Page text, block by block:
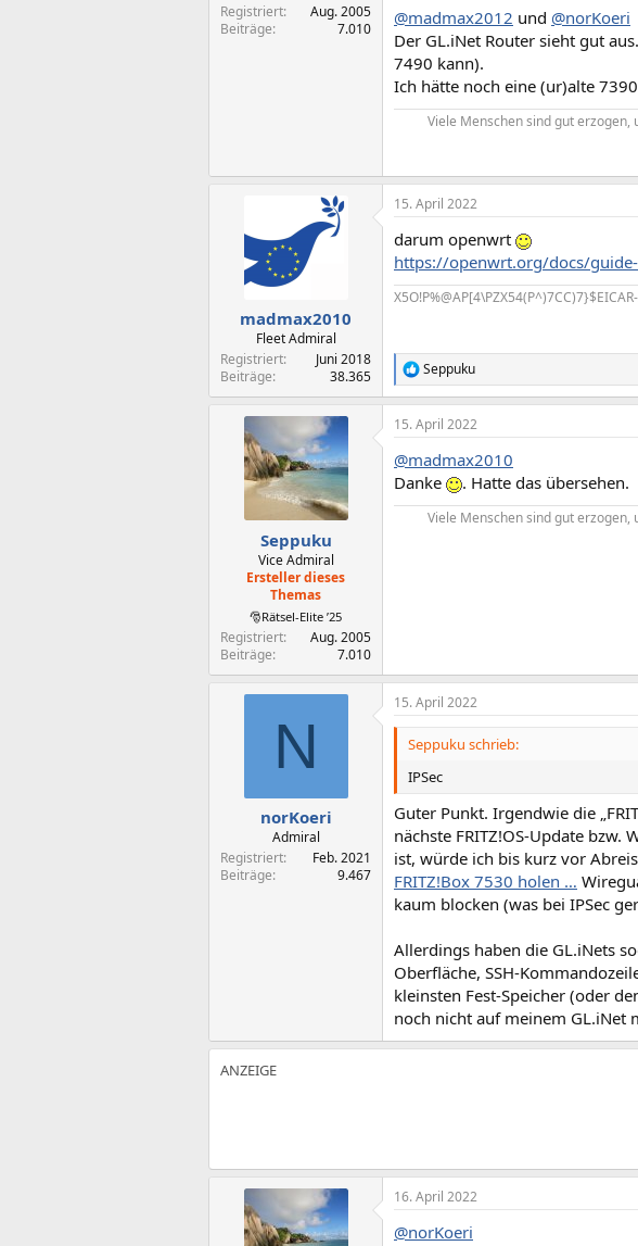
Registriert
Aug. 2005
Beiträge
7.010
@madmax2012 und @norKoeri
Der GL.iNet Router sieht gut
7490 kann).
Ich hätte noch eine (ur)alte
Viele Menschen sind gut
madmax2010
Fleet Admiral
Registriert
Juni 2018
Beiträge
38.365
15. April 2022
darum openwrt
https://openwrt.org/docs/
R
e
a
k
i
o
Seppuku
Seppuku
Vice Admiral
Ersteller dieses
Themas
🎅Rätsel-Elite ’25
Registriert
Aug. 2005
Beiträge
7.010
15. April 2022
@madmax2010
Danke
. Hatte das übersehen.
Viele Menschen sind gut
N
norKoeri
Admiral
Registriert
Feb. 2021
Beiträge
9.467
15. April 2022
Seppuku schrieb:
IPSec
Guter Punkt. Irgendwie die
nächste FRITZ!OS-Update
ist, würde ich bis kurz vor
FRITZ!Box 7530 holen …
kaum blocken (was bei IPSec
Allerdings haben die GL.iNets
Oberfläche, SSH-
kleinsten Fest-Speicher (oder
noch nicht auf meinem GL.iNet
16. April 2022
@norKoeri